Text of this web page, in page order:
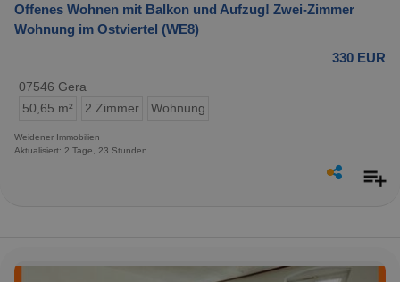
Offenes Wohnen mit Balkon und Aufzug! Zwei-Zimmer
Wohnung im Ostviertel (WE8)
330 EUR
07546 Gera
50,65 m²
2 Zimmer Wohnung
Weidener Immobilien
Aktualisiert: 2 Tage, 23 Stunden